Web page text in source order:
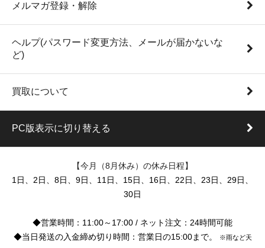
メルマガ登録・解除
ヘルプ(パスワード変更方法、メールが届かないな
ど)
買取について
PC版表示に切り替える
【今月（8月休み）の休み日程】
1日、2日、8日、9日、11日、15日、16日、22日、23日、29日、
30日
◆営業時間：11:00～17:00 / ネット注文：24時間可能
◆当日発送の入金締め切り時間：営業日の15:00まで。
※雨など天